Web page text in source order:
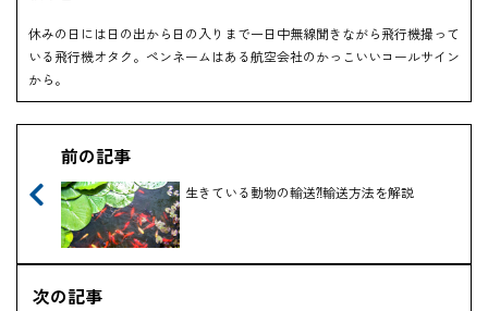
休みの日には日の出から日の入りまで一日中無線聞きながら飛行機撮って
いる飛行機オタク。ペンネームはある航空会社のかっこいいコールサイン
から。
前の記事
生きている動物の輸送⁈輸送方法を解説
次の記事